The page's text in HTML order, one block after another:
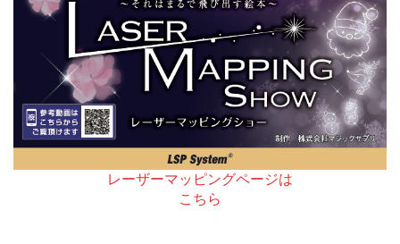
レーザーマッピングページは
こちら